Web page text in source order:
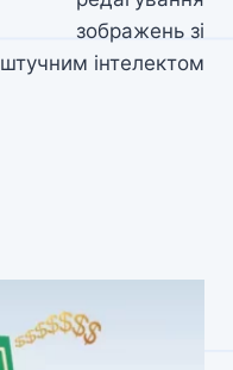
зображень зі
штучним інтелектом